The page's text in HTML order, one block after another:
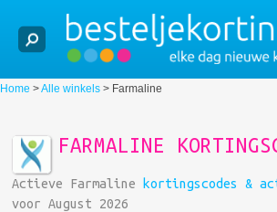
Home >Alle winkels > Farmaline
FARMALINE
Actieve Farmaline kortingscodes &
voor August 2026